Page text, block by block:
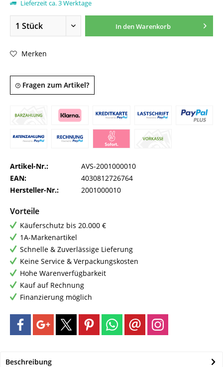
Lieferzeit ca. 3 Werktage
In denWarenkorb
Merken
Fragen zum Artikel?
Artikel-Nr.:
AVS-2001000010
EAN:
4030812726764
Hersteller-Nr.:
2001000010
Vorteile
Käuferschutz bis 20.000 €
1A-Markenartikel
Schnelle & Zuverlässige Lieferung
Keine Service & Verpackungskosten
Hohe Warenverfügbarkeit
Kauf auf Rechnung
Finanzierung möglich
Beschreibung